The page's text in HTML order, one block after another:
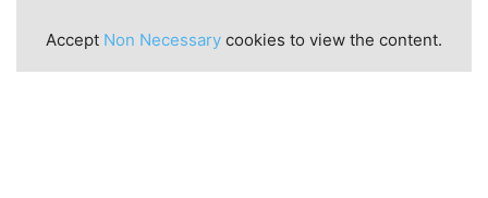
Accept Non Necessary cookies to view the content.